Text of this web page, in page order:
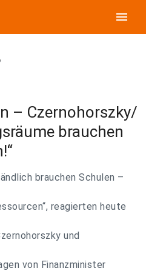
menu
– Czernohorszky/
brauchen
brauchen Schulen –
reagierten heute
und
von Finanzminister